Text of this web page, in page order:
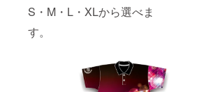
S・M・L・XLから選べま
す。